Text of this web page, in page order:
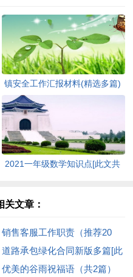
镇安全工作汇报材料(精选多篇)
[此文共6848字]
2021一年级数学知识点[此文共
关文章：
销售客服工作职责（推荐20
）[此文共6490字]
道路承包绿化合同新版多篇[此
共5212字]
优美的谷雨祝福语（共2篇）